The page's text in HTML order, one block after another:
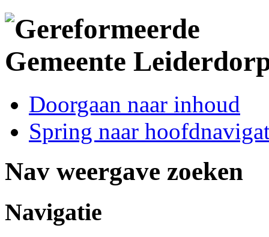
Doorgaan naar inhoud
Spring naar
Nav weergave zoeken
Navigatie